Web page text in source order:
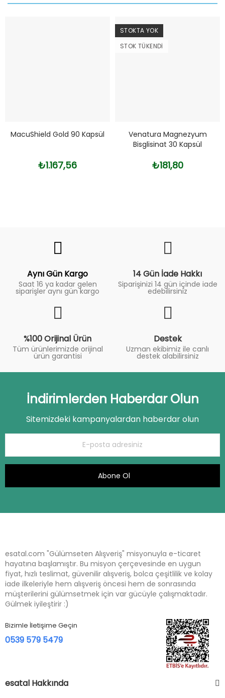
MacuShield Gold 90 Kapsül
₺1.167,56
STOKTA YOK
STOK TÜKENDI
Venatura Magnezyum
Bisglisinat 30 Kapsül
₺181,80
Aynı Gün Kargo
Saat 16 ya kadar gelen
siparişler aynı gün kargo
14 Gün İade Hakkı
Siparişinizi 14 gün içinde iade
edebilirsiniz
%100 Orijinal Ürün
Tüm ürünlerimizde orijinal
ürün garantisi
Destek
Uzman ekibimiz ile canlı
destek alabilirsiniz
İndirimlerden Haberdar Olun
Sitemizdeki kampanyalardan haberdar olun
Abone Ol
esatal.com "Gülümseten Alışveriş" misyonuyla e-ticaret
hayatına başlamıştır. Bu misyon çerçevesinde en uygun
fiyat, hızlı teslimat, güvenilir alışveriş, bolca çeşitlilik ve kolay
iade ilkeleriyle hem alışveriş öncesi hem de sonrasında
müşterilerini gülümsetmek için var gücüyle çalışmaktadır.
Gülmek iyileştirir :)
Bizimle İletişime Geçin
0539 579 5479
esatal Hakkında